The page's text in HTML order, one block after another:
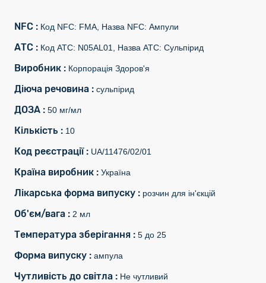
NFC : Код NFC: FMA, Назва NFC: Ампули
АТС : Код АТС: N05AL01, Назва АТС: Сульпірид
Виробник : Корпорація Здоров'я
Діюча речовина : сульпірид
ДОЗА : 50 мг/мл
Кількість : 10
Код реєстрації : UA/11476/02/01
Країна виробник : Україна
Лікарська форма випуску : розчин для ін'єкцій
Об'єм/вага : 2 мл
Температура зберігання : 5 до 25
Форма випуску : ампула
Чутливість до світла : Не чутливий